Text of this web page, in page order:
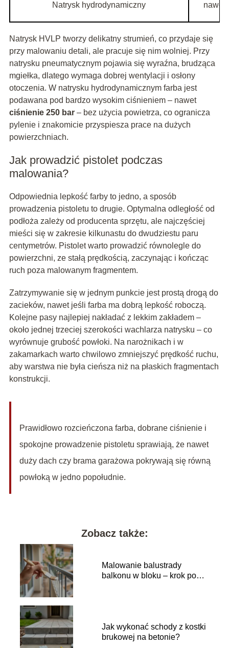
Natrysk hydrodynamiczny nawet
Natrysk HVLP tworzy delikatny strumień, co przydaje się
przy malowaniu detali, ale pracuje się nim wolniej. Przy
natrysku pneumatycznym pojawia się wyraźna, brudząca
mgiełka, dlatego wymaga dobrej wentylacji i osłony
otoczenia. W natrysku hydrodynamicznym farba jest
podawana pod bardzo wysokim ciśnieniem – nawet
ciśnienie 250 bar– bez użycia powietrza, co ogranicza
pylenie i znakomicie przyspiesza prace na dużych
powierzchniach.
Jak prowadzić pistolet podczas
malowania?
Odpowiednia lepkość farby to jedno, a sposób
prowadzenia pistoletu to drugie. Optymalna odległość od
podłoża zależy od producenta sprzętu, ale najczęściej
mieści się w zakresie kilkunastu do dwudziestu paru
centymetrów. Pistolet warto prowadzić równolegle do
powierzchni, ze stałą prędkością, zaczynając i kończąc
ruch poza malowanym fragmentem.
Zatrzymywanie się w jednym punkcie jest prostą drogą do
zacieków, nawet jeśli farba ma dobrą lepkość roboczą.
Kolejne pasy najlepiej nakładać z lekkim zakładem –
około jednej trzeciej szerokości wachlarza natrysku – co
wyrównuje grubość powłoki. Na narożnikach i w
zakamarkach warto chwilowo zmniejszyć prędkość ruchu,
aby warstwa nie była cieńsza niż na płaskich fragmentach
konstrukcji.
Prawidłowo rozcieńczona farba, dobrane ciśnienie i
spokojne prowadzenie pistoletu sprawiają, że nawet
duży dach czy brama garażowa pokrywają się równą
powłoką w jedno popołudnie.
Zobacz także:
Malowanie balustrady
balkonu w bloku – krok po
Jak wykonać schody z kostki
brukowej na betonie?